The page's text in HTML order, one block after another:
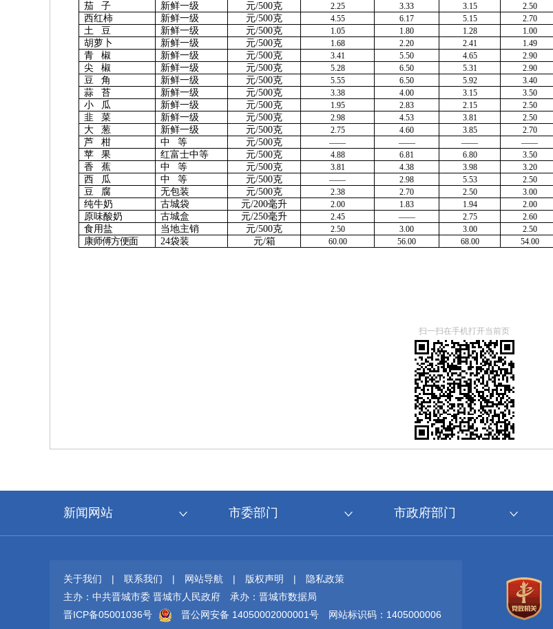
茄 子 新鲜一级 元/500克 2.25 3.33 3.15 2.50
西红柿 新鲜一级 元/500克 4.55 6.17 5.15 2.70
土 豆 新鲜一级 元/500克 1.05 1.80 1.28 1.00
胡萝卜 新鲜一级 元/500克 1.68 2.20 2.41 1.49
青 椒 新鲜一级 元/500克 3.41 5.50 4.65 2.90
尖 椒 新鲜一级 元/500克 5.28 6.50 5.31 2.90
豆 角 新鲜一级 元/500克 5.55 6.50 5.92 3.40
蒜 苔 新鲜一级 元/500克 3.38 4.00 3.15 3.50
小 瓜 新鲜一级 元/500克 1.95 2.83 2.15 2.50
韭 菜 新鲜一级 元/500克 2.98 4.53 3.81 2.50
大 葱 新鲜一级 元/500克 2.75 4.60 3.85 2.70
芦 柑 中 等 元/500克 —— —— —— ——
苹 果 红富士中等 元/500克 4.88 6.81 6.80 3.50
香 蕉 中 等 元/500克 3.81 4.38 3.98 3.20
西 瓜 中 等 元/500克 —— 2.98 5.53 2.50
豆 腐 无包装 元/500克 2.38 2.70 2.50 3.00
纯牛奶 古城袋 元/200毫升 2.00 1.83 1.94 2.00
原味酸奶 古城盒 元/250毫升 2.45 —— 2.75 2.60
食用盐 当地主销 元/500克 2.50 3.00 3.00 2.50
康师傅方便面 24袋装 元/箱 60.00 56.00 68.00 54.00
扫一扫在手机打开当前页
新闻网站 市委部门 市政府部门
关于我们 | 联系我们 | 网站导航 | 版权声明 |
隐私政策
主办：中共晋城市委 晋城市人民政府
承办：晋城市数据局
晋ICP备05001036号
晋公网安备 14050002000001号 网站标识码：1405000006